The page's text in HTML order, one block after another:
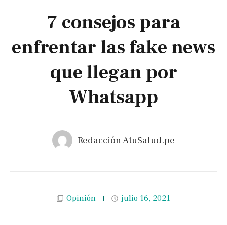
7 consejos para
enfrentar las fake news
que llegan por
Whatsapp
Redacción AtuSalud.pe
Opinión julio 16, 2021